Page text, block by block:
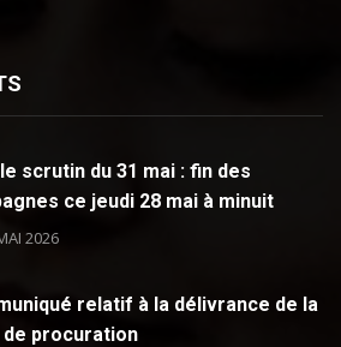
scrutin du 31 mai : fin des
ce jeudi 28 mai à minuit
2026
relatif à la délivrance de la
procuration